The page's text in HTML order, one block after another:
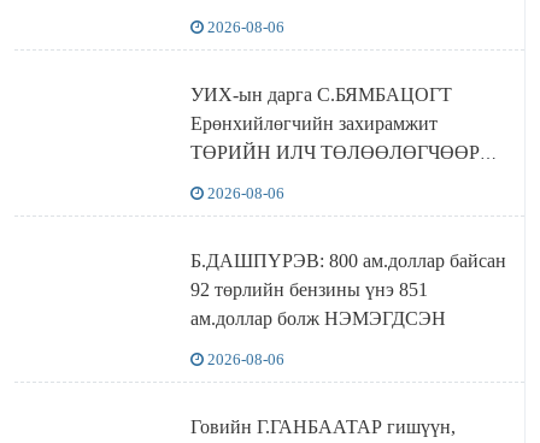
2026-08-06
УИХ-ын дарга С.БЯМБАЦОГТ
Ерөнхийлөгчийн захирамжит
ТӨРИЙН ИЛЧ ТӨЛӨӨЛӨГЧӨӨР
2026-08-06
Б.ДАШПҮРЭВ: 800 ам.доллар байсан
92 төрлийн бензины үнэ 851
ам.доллар болж НЭМЭГДСЭН
2026-08-06
Говийн Г.ГАНБААТАР гишүүн,